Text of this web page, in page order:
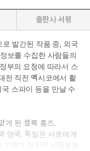
출판사 서평
로 발간된 작품 중, 외국
보를 수집한 사람들의
부의 요청에 따라서 스
전 직전 멕시코에서 활
스파이 등을 만날 수
게 된 셜록 홈즈.
영국, 독일은 서로에게
기밀과 정치적 비밀들을